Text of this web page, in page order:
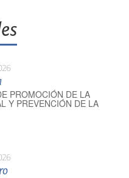
PROMOCIÓN DE LA
Y PREVENCIÓN DE LA